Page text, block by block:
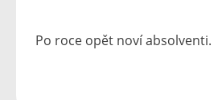
Po roce opět noví absolventi.